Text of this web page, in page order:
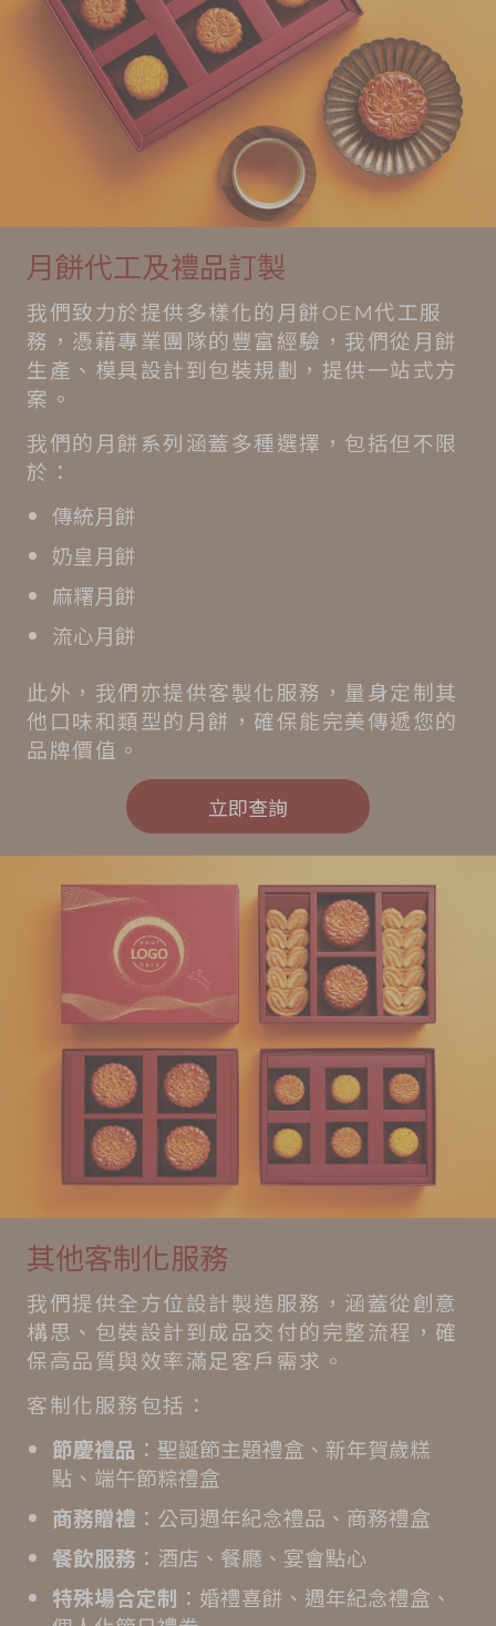
月餅代工及禮品訂製
我們致力於提供多樣化的月餅OEM代工服
務，憑藉專業團隊的豐富經驗，我們從月餅
生產、模具設計到包裝規劃，提供一站式方
案。
我們的月餅系列涵蓋多種選擇，包括但不限
於：
傳統月餅
奶皇月餅
麻糬月餅
流心月餅
此外，我們亦提供客製化服務，量身定制其
他口味和類型的月餅，確保能完美傳遞您的
品牌價值。
立即查詢
其他客制化服務
我們提供全方位設計製造服務，涵蓋從創意
構思、包裝設計到成品交付的完整流程，確
保高品質與效率滿足客戶需求。
客制化服務包括：
節慶禮品 ：聖誕節主題禮盒、新年賀歲糕
點、端午節粽禮盒
商務贈禮 ：公司週年紀念禮品、商務禮盒
餐飲服務 ：酒店、餐廳、宴會點心
特殊場合定制 ：婚禮喜餅、週年紀念禮盒、